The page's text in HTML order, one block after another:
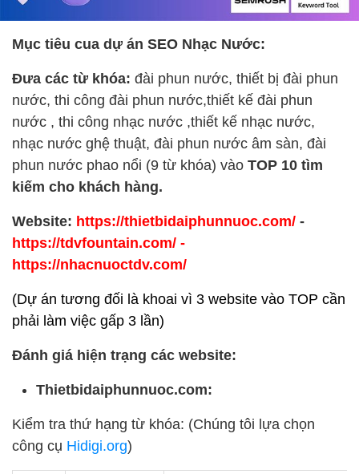
Mục tiêu cua dự án SEO Nhạc Nước:
Đưa các từ khóa: đài phun nước, thiết bị đài phun
nước, thi công đài phun nước,thiết kế đài phun
nước , thi công nhạc nước ,thiết kế nhạc nước,
nhạc nước ghệ thuật, đài phun nước âm sàn, đài
phun nước phao nổi (9 từ khóa) vào TOP 10 tìm
kiếm cho khách hàng.
Website: https://thietbidaiphunnuoc.com/ -
https://tdvfountain.com/ -
https://nhacnuoctdv.com/
(Dự án tương đối là khoai vì 3 website vào TOP cần
phải làm việc gấp 3 lần)
Đánh giá hiện trạng các website:
Thietbidaiphunnuoc.com:
Kiểm tra thứ hạng từ khóa: (Chúng tôi lựa chọn
công cụ Hidigi.org)